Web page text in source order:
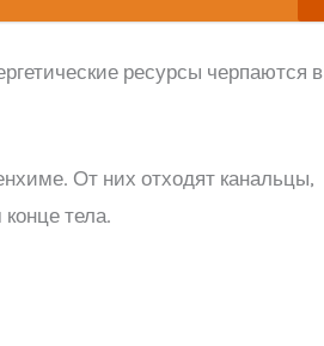
ресурсы черпаются в
От них отходят канальцы,
тела.